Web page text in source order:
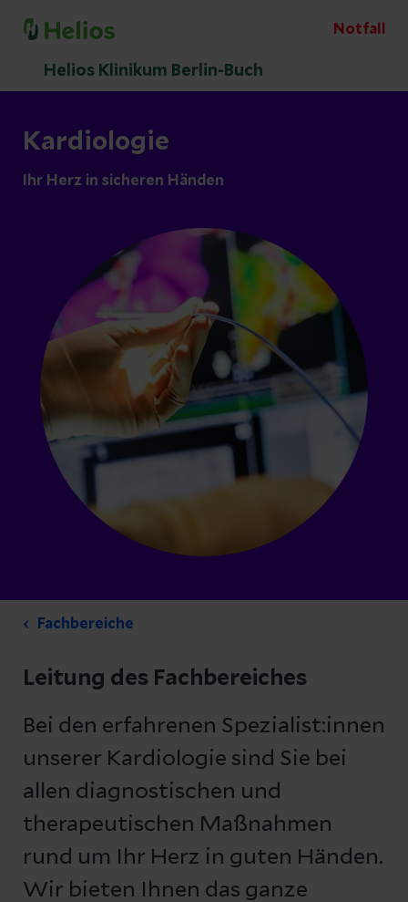
Notfall
Helios Klinikum Berlin-Buch
Kardiologie
Ihr Herz in sicheren Händen
Fachbereiche
Leitung des Fachbereiches
Bei den erfahrenen Spezialist:innen
unserer Kardiologie sind Sie bei
allen diagnostischen und
therapeutischen Maßnahmen
rund um Ihr Herz in guten Händen.
Wir bieten Ihnen das ganze